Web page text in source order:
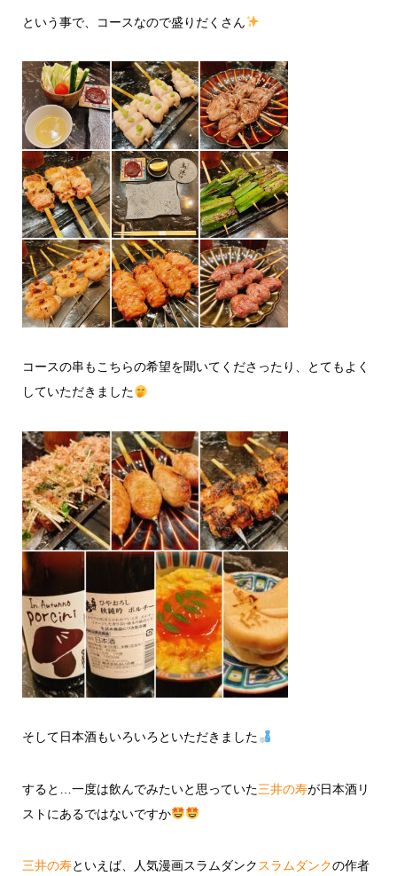
という事で、コースなので盛りだくさん
コースの串もこちらの希望を聞いてくださったり、とてもよく
していただきました
そして日本酒もいろいろといただきました
すると…一度は飲んでみたいと思っていた三井の寿が日本酒リ
ストにあるではないですか
三井の寿といえば、人気漫画スラムダンク スラムダンクの作者